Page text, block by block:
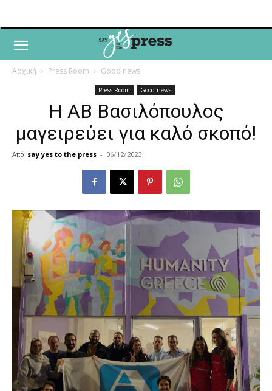
Αρχική Press Room Good news
Press Room Good news
Η ΑΒ Βασιλόπουλος
μαγειρεύει για καλό σκοπό!
Από say yes to the press - 06/12/2023